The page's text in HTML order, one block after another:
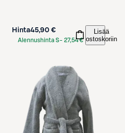
Hinta45,90 €
Alennushinta S- 27,54 €
Lisää
ostoskoriin